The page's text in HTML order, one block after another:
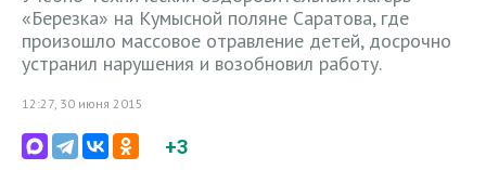
«Березка» на Кумысной поляне Саратова, где
произошло массовое отравление детей, досрочно
устранил нарушения и возобновил работу.
12:27, 30 июня 2015
+3